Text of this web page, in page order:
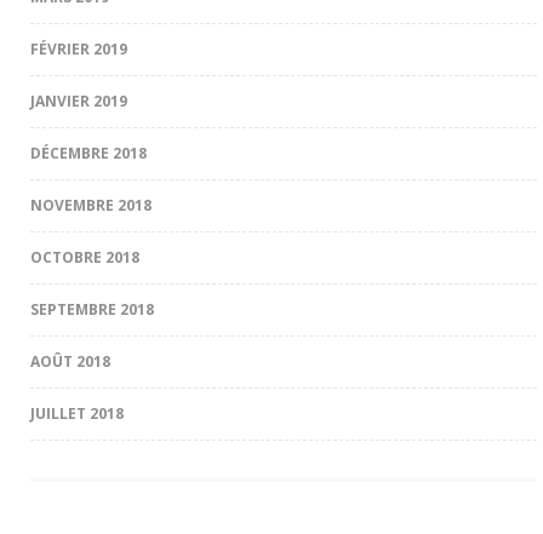
FÉVRIER 2019
JANVIER 2019
DÉCEMBRE 2018
NOVEMBRE 2018
OCTOBRE 2018
SEPTEMBRE 2018
AOÛT 2018
JUILLET 2018